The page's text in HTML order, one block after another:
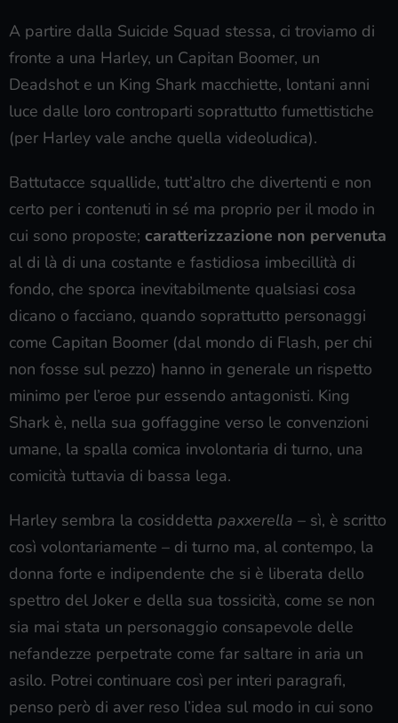
A partire dalla Suicide Squad stessa, ci troviamo di
fronte a una Harley, un Capitan Boomer, un
Deadshot e un King Shark macchiette, lontani anni
luce dalle loro controparti soprattutto fumettistiche
(per Harley vale anche quella videoludica).
Battutacce squallide, tutt’altro che divertenti e non
certo per i contenuti in sé ma proprio per il modo in
cui sono proposte; caratterizzazione non pervenuta
al di là di una costante e fastidiosa imbecillità di
fondo, che sporca inevitabilmente qualsiasi cosa
dicano o facciano, quando soprattutto personaggi
come Capitan Boomer (dal mondo di Flash, per chi
non fosse sul pezzo) hanno in generale un rispetto
minimo per l’eroe pur essendo antagonisti. King
Shark è, nella sua goffaggine verso le convenzioni
umane, la spalla comica involontaria di turno, una
comicità tuttavia di bassa lega.
Harley sembra la cosiddetta paxxerella – sì, è scritto
così volontariamente – di turno ma, al contempo, la
donna forte e indipendente che si è liberata dello
spettro del Joker e della sua tossicità, come se non
sia mai stata un personaggio consapevole delle
nefandezze perpetrate come far saltare in aria un
asilo. Potrei continuare così per interi paragrafi,
penso però di aver reso l’idea sul modo in cui sono